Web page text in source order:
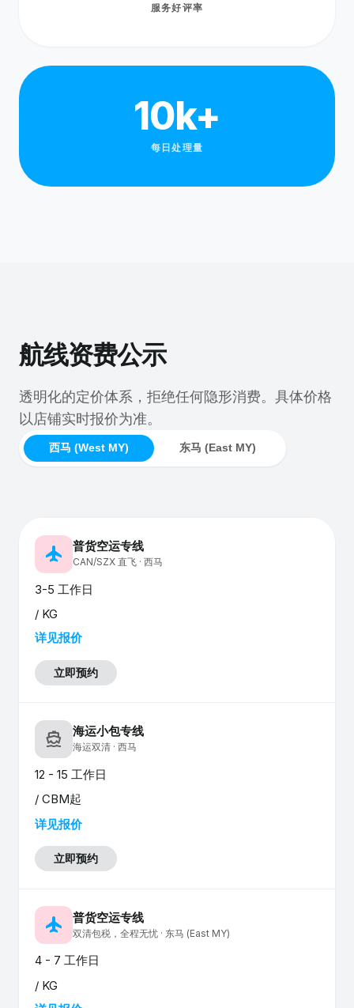
服务好评率
10k+
每日处理量
航线资费公示
透明化的定价体系，拒绝任何隐形消费。具体价格
以店铺实时报价为准。
西马 (West MY) 东马 (East MY)
flight 普货空运专线
CAN/SZX 直飞 · 西马
3-5 工作日
/ KG
详见报价
立即预约
directions_boat 海运小包专线
海运双清 · 西马
12 - 15 工作日
/ CBM起
详见报价
立即预约
flight 普货空运专线
双清包税，全程无忧 · 东马 (East MY)
4 - 7 工作日
/ KG